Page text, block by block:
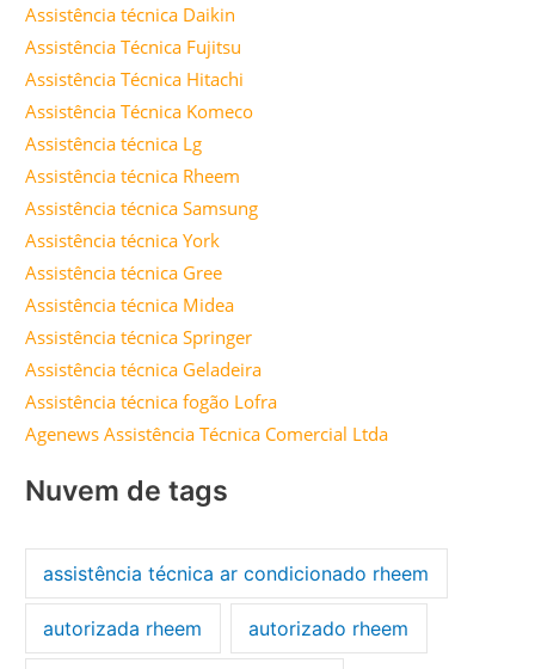
Assistência técnica Daikin
Assistência Técnica Fujitsu
Assistência Técnica Hitachi
Assistência Técnica Komeco
Assistência técnica Lg
Assistência técnica Rheem
Assistência técnica Samsung
Assistência técnica York
Assistência técnica Gree
Assistência técnica Midea
Assistência técnica Springer
Assistência técnica Geladeira
Assistência técnica fogão Lofra
Agenews Assistência Técnica Comercial Ltda
Nuvem de tags
assistência técnica ar condicionado rheem
autorizada rheem autorizado rheem